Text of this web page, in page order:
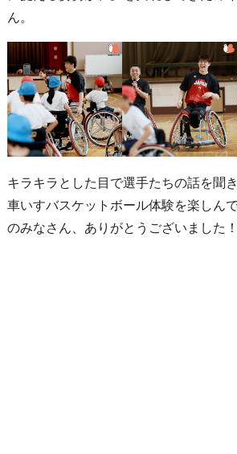
ん。
キラキラとした目で選手たちの話を聞
車いすバスケットボール体験を楽しん
のみなさん、ありがとうございました！